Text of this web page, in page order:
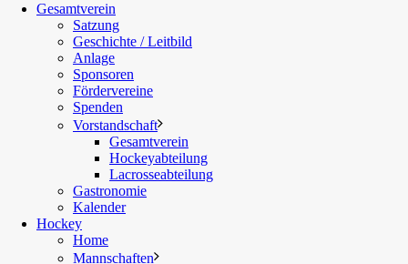
Gesamtverein
Satzung
Geschichte / Leitbild
Anlage
Sponsoren
Fördervereine
Spenden
Vorstandschaft
Gesamtverein
Hockeyabteilung
Lacrosseabteilung
Gastronomie
Kalender
Hockey
Home
Mannschaften